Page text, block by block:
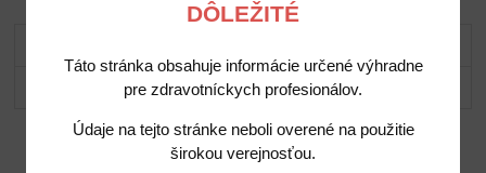
DÔLEŽITÉ
Táto stránka obsahuje informácie určené výhradne
pre zdravotníckych profesionálov.
Údaje na tejto stránke neboli overené na použitie
širokou verejnosťou.
Potrebujete poradiť?